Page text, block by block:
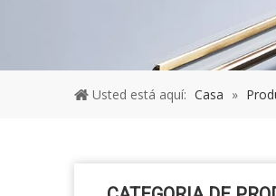
Usted está aquí: Casa »